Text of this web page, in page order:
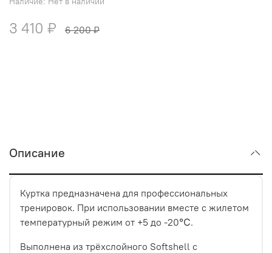
3 410 ₽ 6 200 ₽
Описание
Куртка предназначена для профессиональных
тренировок. При использовании вместе с жилетом
температурный режим от +5 до -20℃.
Выполнена из трёхслойного Softshell с